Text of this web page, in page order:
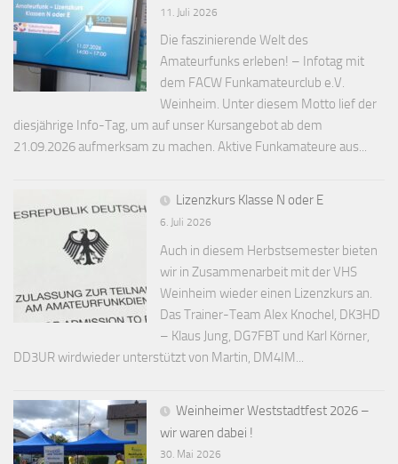
11. Juli 2026
Die faszinierende Welt des
Amateurfunks erleben! – Infotag mit
dem FACW Funkamateurclub e.V.
Weinheim. Unter diesem Motto lief der
diesjährige Info-Tag, um auf unser Kursangebot ab dem
21.09.2026 aufmerksam zu machen. Aktive Funkamateure aus...
Lizenzkurs Klasse N oder E
6. Juli 2026
Auch in diesem Herbstsemester bieten
wir in Zusammenarbeit mit der VHS
Weinheim wieder einen Lizenzkurs an.
Das Trainer-Team Alex Knochel, DK3HD
– Klaus Jung, DG7FBT und Karl Körner,
DD3UR wirdwieder unterstützt von Martin, DM4IM...
Weinheimer Weststadtfest 2026 –
wir waren dabei !
30. Mai 2026